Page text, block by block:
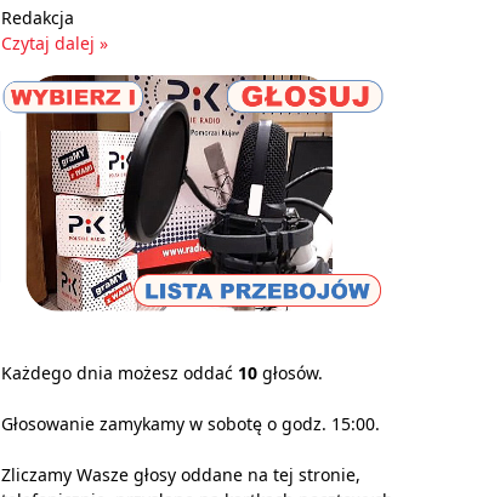
Redakcja
Czytaj dalej »
Każdego dnia możesz oddać 10 głosów.
Głosowanie zamykamy w sobotę o godz. 15:00.
Zliczamy Wasze głosy oddane na tej stronie,